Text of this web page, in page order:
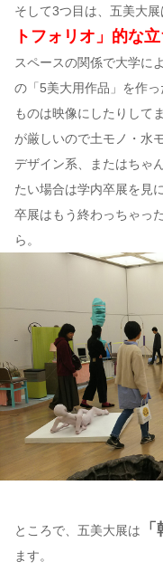
そして3つ目は、五美大
トフォリオ」的な
スペースの関係で大学に
の「5美大用作品」を作
ものは映像にしたりして
が厳しいので土モノ・水
デザイン系、またはちゃ
たい場合は学内卒展を見
卒展はもう終わっちゃっ
ら。
ところで、五美大展は
ます。